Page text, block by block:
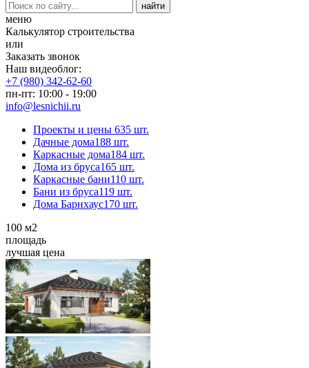
меню
Калькулятор строительства
или
Заказать звонок
Наш видеоблог:
+7 (980) 342-62-60
пн-пт: 10:00 - 19:00
info@lesnichii.ru
Проекты и цены 635 шт.
Дачные дома188 шт.
Каркасные дома184 шт.
Дома из бруса165 шт.
Каркасные бани110 шт.
Бани из бруса119 шт.
Дома Барнхаус170 шт.
100 м2
площадь
лучшая цена